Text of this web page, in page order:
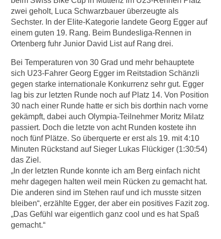
zwei geholt, Luca Schwarzbauer überzeugte als
Sechster. In der Elite-Kategorie landete Georg Egger auf
einem guten 19. Rang. Beim Bundesliga-Rennen in
Ortenberg fuhr Junior David List auf Rang drei.
Bei Temperaturen von 30 Grad und mehr behauptete
sich U23-Fahrer Georg Egger im Reitstadion Schänzli
gegen starke internationale Konkurrenz sehr gut. Egger
lag bis zur letzten Runde noch auf Platz 14. Von Position
30 nach einer Runde hatte er sich bis dorthin nach vorne
gekämpft, dabei auch Olympia-Teilnehmer Moritz Milatz
passiert. Doch die letzte von acht Runden kostete ihn
noch fünf Plätze. So überquerte er erst als 19. mit 4:10
Minuten Rückstand auf Sieger Lukas Flückiger (1:30:54)
das Ziel.
„In der letzten Runde konnte ich am Berg einfach nicht
mehr dagegen halten weil mein Rücken zu gemacht hat.
Die anderen sind im Stehen rauf und ich musste sitzen
bleiben“, erzählte Egger, der aber ein positives Fazit zog.
„Das Gefühl war eigentlich ganz cool und es hat Spaß
gemacht.“